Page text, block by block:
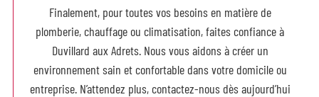
Finalement, pour toutes vos besoins en matière de
plomberie, chauffage ou climatisation, faites confiance à
Duvillard aux Adrets. Nous vous aidons à créer un
environnement sain et confortable dans votre domicile ou
entreprise. N’attendez plus, contactez-nous dès aujourd’hui